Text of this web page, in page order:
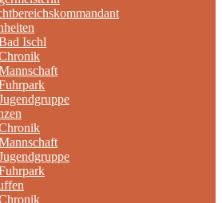
Ischl